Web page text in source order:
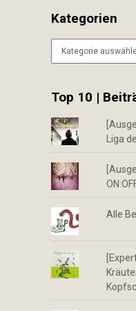
Kategorien
Top 10 |
Liga
Alle